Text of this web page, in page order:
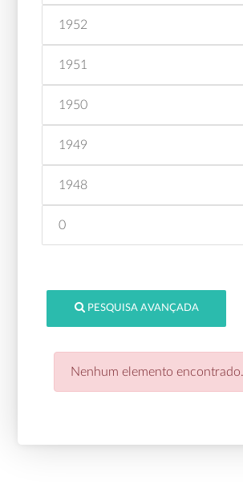
1952
1951
1950
1949
1948
0
PESQUISA AVANÇADA
Nenhum elemento encontrado.